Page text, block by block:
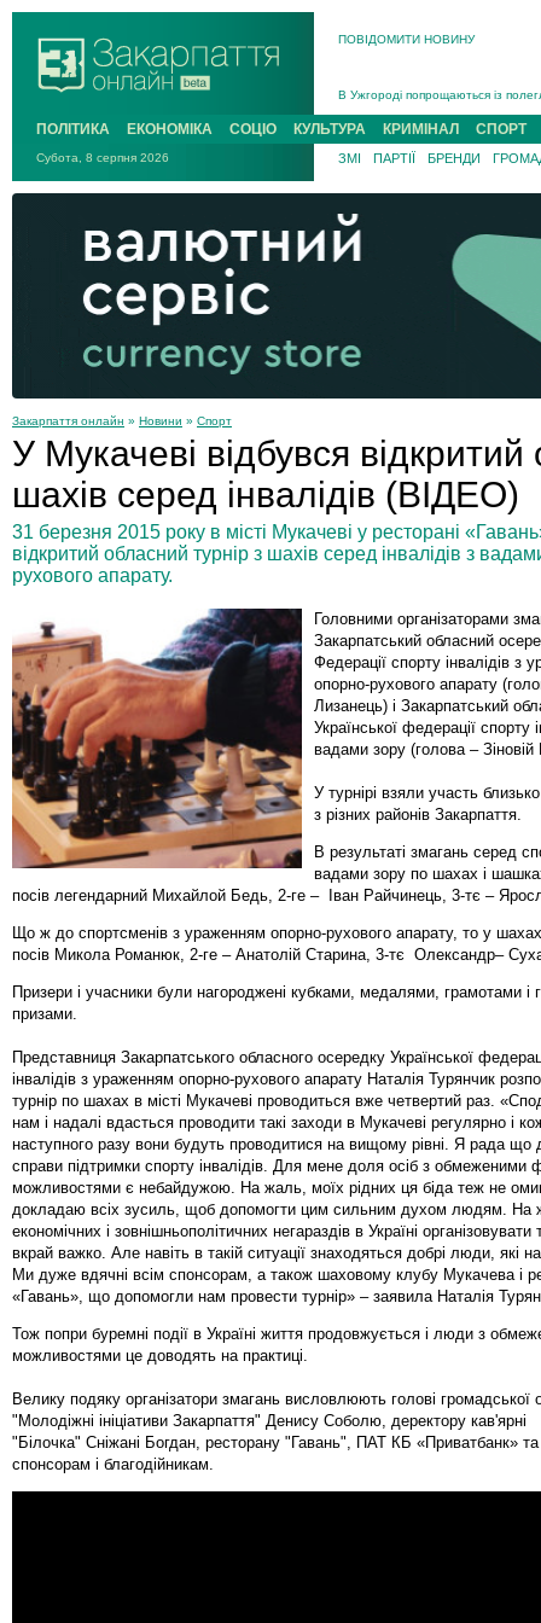
ПОВІДОМИТИ НОВИНУ
В Ужгороді попрощаються із
В Ужгороді 5 серпня
Підтвердили загибель
На війні з рф поліг військовий з
На Хустщині внаслідок ДТП за
Інструктора районного ТЦК на
ПОЛІТИКА ЕКОНОМІКА СОЦІО КУЛЬТУРА КРИМІНАЛ СПОРТ
Субота, 8 серпня 2026 ЗМІ ПАРТІЇ БРЕНДИ
Закарпаття онлайн » Новини » Спорт
У Мукачеві відбувся
шахів серед інвалідів (ВІДЕО)
31 березня 2015 року в місті Мукачеві у ресторані
відкритий обласний турнір з шахів серед інвалідів з
рухового апарату.
Головними організаторами
Закарпатський обласний
Федерації спорту інвалідів з
опорно-рухового апарату
Лизанець) і Закарпатський
Української федерації спорту
вадами зору (голова –
У турнірі взяли участь
з різних районів Закарпаття.
В результаті змагань серед
вадами зору по шахах і
посів легендарний Михайлой Бедь, 2-ге – Іван Райчинець, 3-тє –
Що ж до спортсменів з ураженням опорно-рухового апарату, то у
посів Микола Романюк, 2-ге – Анатолій Старина, 3-тє Олександр–
Призери і учасники були нагороджені кубками, медалями, грамотами і
призами.
Представниця Закарпатського обласного осередку Української
інвалідів з ураженням опорно-рухового апарату Наталія Турянчик
турнір по шахах в місті Мукачеві проводиться вже четвертий раз.
нам і надалі вдасться проводити такі заходи в Мукачеві регулярно і
наступного разу вони будуть проводитися на вищому рівні. Я рада що
справи підтримки спорту інвалідів. Для мене доля осіб з обмеженими
можливостями є небайдужою. На жаль, моїх рідних ця біда теж не
докладаю всіх зусиль, щоб допомогти цим сильним духом людям. На
економічних і зовнішньополітичних негараздів в Україні організовувати
вкрай важко. Але навіть в такій ситуації знаходяться добрі люди, які
Ми дуже вдячні всім спонсорам, а також шаховому клубу Мукачева і
«Гавань», що допомогли нам провести турнір» – заявила Наталія
Тож попри буремні події в Україні життя продовжується і люди з
можливостями це доводять на практиці.
Велику подяку організатори змагань висловлюють голові громадської
"Молодіжні ініціативи Закарпаття" Денису Соболю, деректору кав'ярні
"Білочка" Сніжані Богдан, ресторану "Гавань", ПАТ КБ «Приватбанк»
спонсорам і благодійникам.